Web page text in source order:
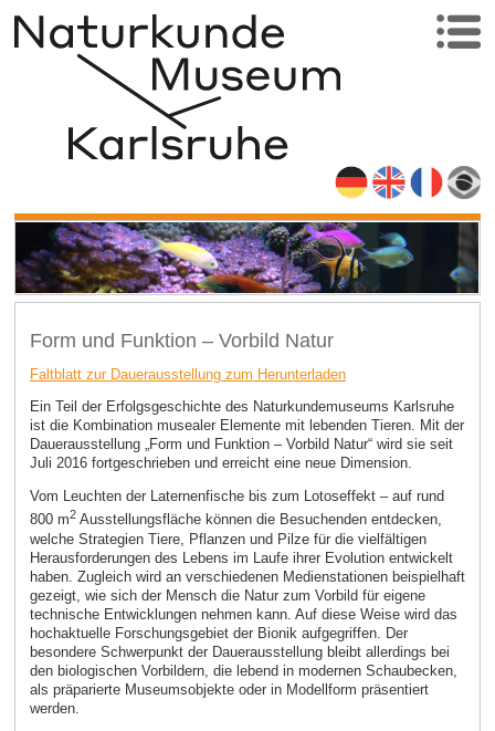
Form und Funktion – Vorbild Natur
Faltblatt zur Dauerausstellung zum Herunterladen
Ein Teil der Erfolgsgeschichte des Naturkundemuseums Karlsruhe
ist die Kombination musealer Elemente mit lebenden Tieren. Mit der
Dauerausstellung „Form und Funktion – Vorbild Natur“ wird sie seit
Juli 2016 fortgeschrieben und erreicht eine neue Dimension.
Vom Leuchten der Laternenfische bis zum Lotoseffekt – auf rund
800 m2Ausstellungsfläche können die Besuchenden entdecken,
welche Strategien Tiere, Pflanzen und Pilze für die vielfältigen
Herausforderungen des Lebens im Laufe ihrer Evolution entwickelt
haben. Zugleich wird an verschiedenen Medienstationen beispielhaft
gezeigt, wie sich der Mensch die Natur zum Vorbild für eigene
technische Entwicklungen nehmen kann. Auf diese Weise wird das
hochaktuelle Forschungsgebiet der Bionik aufgegriffen. Der
besondere Schwerpunkt der Dauerausstellung bleibt allerdings bei
den biologischen Vorbildern, die lebend in modernen Schaubecken,
als präparierte Museumsobjekte oder in Modellform präsentiert
werden.